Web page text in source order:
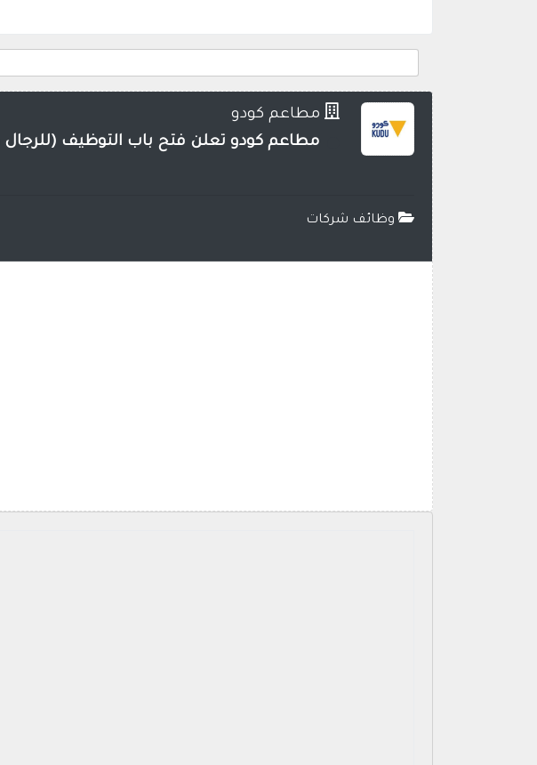
مطاعم كودو
مطاعم كودو تعلن فتح باب التوظيف
وظائف شركات